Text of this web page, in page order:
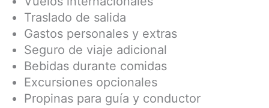
Traslado de salida
Gastos personales y extras
Seguro de viaje adicional
Bebidas durante comidas
Excursiones opcionales
Propinas para guía y conductor